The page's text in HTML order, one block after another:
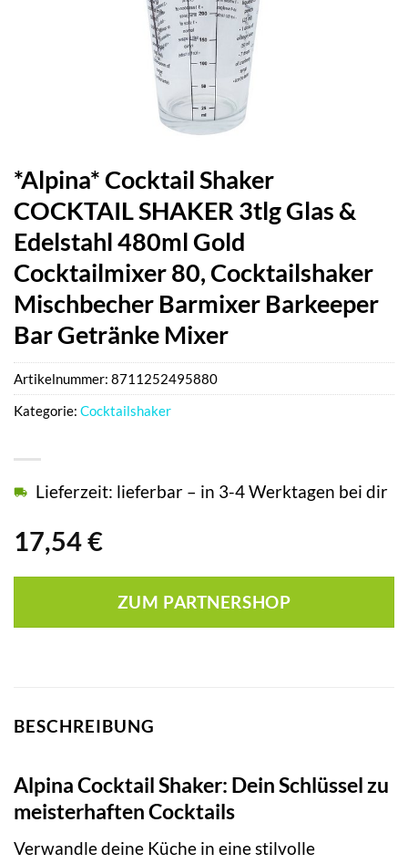
*Alpina* Cocktail Shaker
COCKTAIL SHAKER 3tlg Glas &
Edelstahl 480ml Gold
Cocktailmixer 80, Cocktailshaker
Mischbecher Barmixer Barkeeper
Bar Getränke Mixer
17,54€
Lieferzeit: lieferbar – in 3-4 Werktagen bei dir
ZUM PARTNERSHOP
Artikelnummer: 8711252495880
Kategorie: Cocktailshaker
BESCHREIBUNG
Alpina Cocktail Shaker: Dein Schlüssel zu
meisterhaften Cocktails
Verwandle deine Küche in eine stilvolle